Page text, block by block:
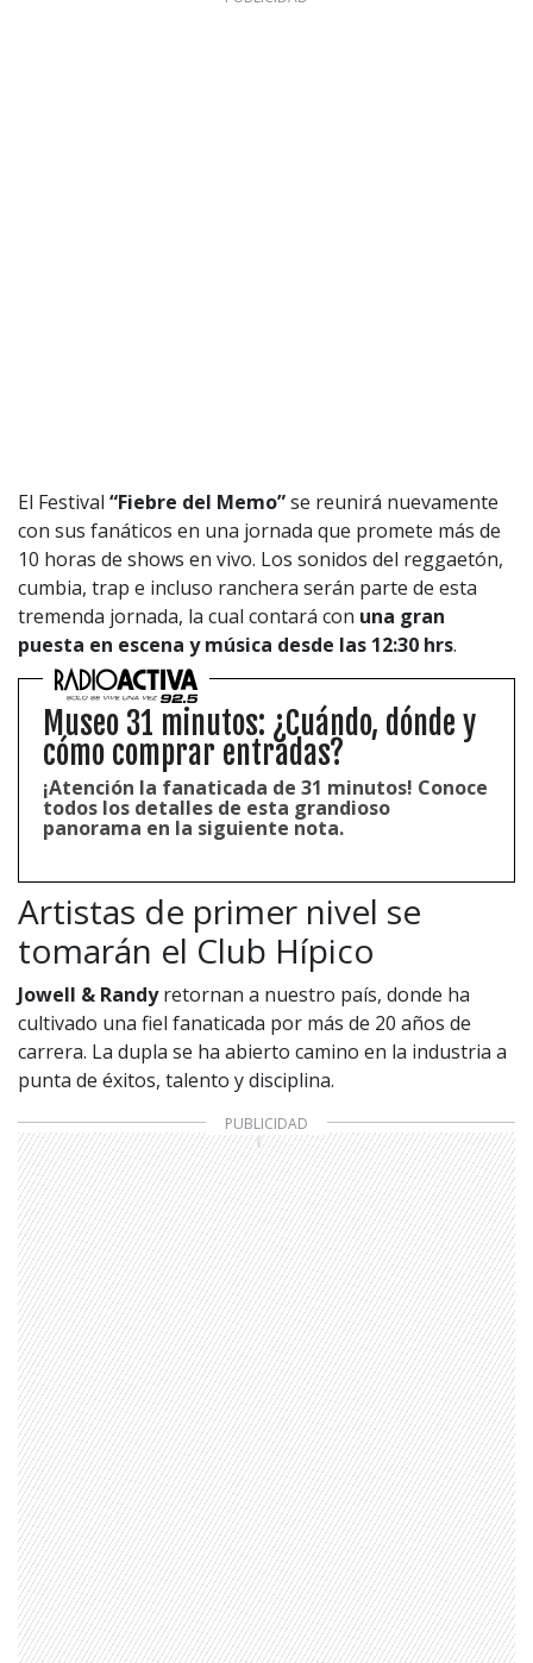
El Festival “Fiebre del Memo”se reunirá nuevamente
con sus fanáticos en una jornada que promete más de
10 horas de shows en vivo. Los sonidos del reggaetón,
cumbia, trap e incluso ranchera serán parte de esta
tremenda jornada, la cual contará con una gran
puesta en escena y música desde las 12:30 hrs.
Museo 31 minutos: ¿Cuándo, dónde y
cómo comprar entradas?
¡Atención la fanaticada de 31 minutos! Conoce
todos los detalles de esta grandioso
panorama en la siguiente nota.
Artistas de primer nivel se
tomarán el Club Hípico
Jowell & Randyretornan a nuestro país, donde ha
cultivado una fiel fanaticada por más de 20 años de
carrera. La dupla se ha abierto camino en la industria a
punta de éxitos, talento y disciplina.